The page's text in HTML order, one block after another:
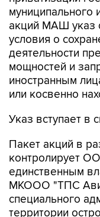
Документ
портале
соответствии с
принять
отношении АО
участие РФ в
обществом
приватизации
муниципального
акций МАШ указ
условия о
деятельности
мощностей и
иностранным
или косвенно